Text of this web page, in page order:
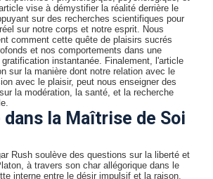
vise à démystifier la réalité derrière le
sur des recherches scientifiques pour
sur notre corps et notre esprit. Nous
comment cette quête de plaisirs sucrés
et nos comportements dans une
instantanée. Finalement, l'article
sur la manière dont notre relation avec le
avec le plaisir, peut nous enseigner des
la modération, la santé, et la recherche
dans la Maîtrise de Soi
Rush soulève des questions sur la liberté et
à travers son char allégorique dans le
interne entre le désir impulsif et la raison.